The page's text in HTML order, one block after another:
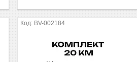
BV-002184